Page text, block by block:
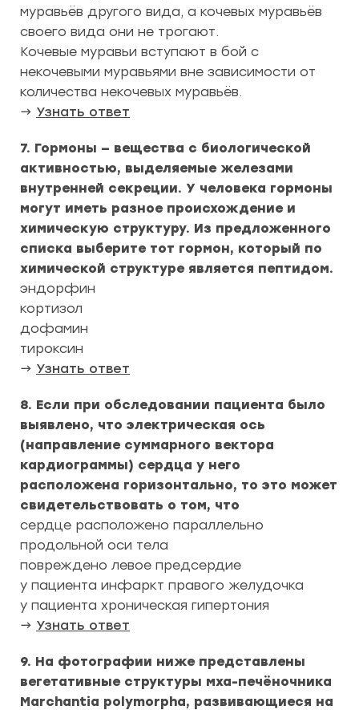
муравьёв другого вида, а кочевых муравьёв
своего вида они не трогают.
Кочевые муравьи вступают в бой с
некочевыми муравьями вне зависимости от
количества некочевых муравьёв.
→ Узнать ответ
7. Гормоны — вещества с биологической
активностью, выделяемые железами
внутренней секреции. У человека гормоны
могут иметь разное происхождение и
химическую структуру. Из предложенного
списка выберите тот гормон, который по
химической структуре является пептидом.
эндорфин
кортизол
дофамин
тироксин
→ Узнать ответ
8. Если при обследовании пациента было
выявлено, что электрическая ось
(направление суммарного вектора
кардиограммы) сердца у него
расположена горизонтально, то это может
свидетельствовать о том, что
сердце расположено параллельно
продольной оси тела
повреждено левое предсердие
у пациента инфаркт правого желудочка
у пациента хроническая гипертония
→ Узнать ответ
9. На фотографии ниже представлены
вегетативные структуры мха-печёночника
Marchantia polymorpha, развивающиеся на